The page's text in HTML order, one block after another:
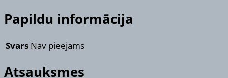
Papildu informācija
Svars Nav pieejams
Atsauksmes